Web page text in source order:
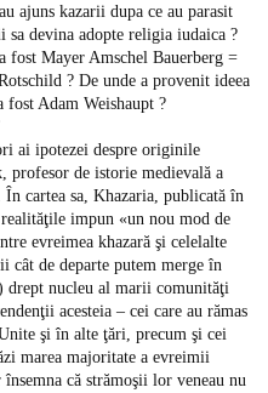
ajuns kazarii dupa ce au parasit
devina adopte religia iudaica ?
fost Mayer Amschel Bauerberg =
? De unde a provenit ideea
Adam Weishaupt ?
ai ipotezei despre originile
profesor de istorie medievală a
cartea sa, Khazaria, publicată în
impun «un nou mod de
evreimea khazară şi celelalte
cât de departe putem merge în
drept nucleu al marii comunităţi
acesteia – cei care au rămas
şi în alte ţări, precum şi cei
marea majoritate a evreimii
că strămoşii lor veneau nu